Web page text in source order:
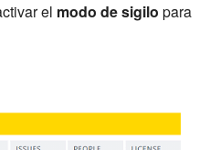
el modo de sigilo para